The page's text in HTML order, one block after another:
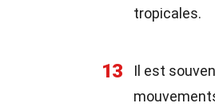
tropicales.
13
Il est